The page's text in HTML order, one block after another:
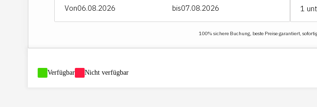
Von bis 1
100% sichere Buchung, beste Preise garantiert,
Verfügbar Nicht verfügbar